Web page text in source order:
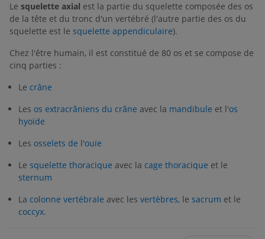
Le squelette axial est la partie du squelette composée des os
de la tête et du tronc d'un vertébré (l'autre partie des os du
squelette est le squelette appendiculaire).
Chez l'être humain, il est constitué de 80 os et se compose de
cinq parties :
Le crâne
Les os extracrâniens du crâne avec la mandibule et l'os
hyoïde
Les osselets de l'ouïe
Le squelette thoracique avec la cage thoracique et le
sternum
La colonne vertébrale avec les vertèbres, le sacrum et le
coccyx.